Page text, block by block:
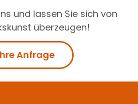
und lassen Sie sich von
überzeugen!
Anfrage